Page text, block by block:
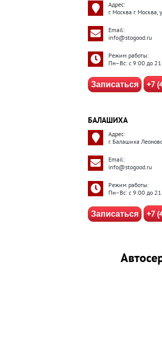
Адрес:
г. Москва г. Москва,
Email:
info@stogood.ru
Режим работы:
Пн–Вс: с 9:00 до
Записаться +7
БАЛАШИХА
Адрес:
г. Балашиха
Email:
info@stogood.ru
Режим работы:
Пн–Вс: с 9:00 до
Записаться +7